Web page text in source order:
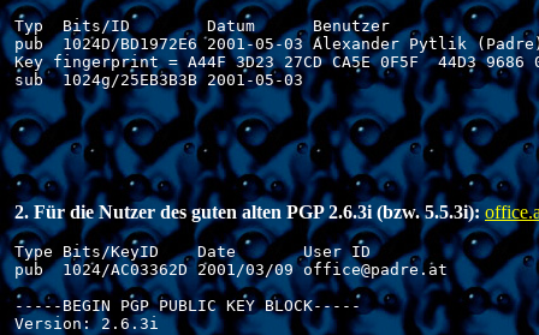
Typ  Bits/ID        Datum      Benutzer
pub  1024D/BD1972E6 2001-05-03 Alexander Pytlik
Key fingerprint = A44F 3D23 27CD CA5E 0F5F  44D3 9686
sub  1024g/25EB3B3B 2001-05-03
2. Für die Nutzer des guten alten PGP 2.6.3i (bzw. 5.5.3i):
Type Bits/KeyID    Date       User ID
pub  1024/AC03362D 2001/03/09 office@padre.at
-----BEGIN PGP PUBLIC KEY BLOCK-----
Version: 2.6.3i